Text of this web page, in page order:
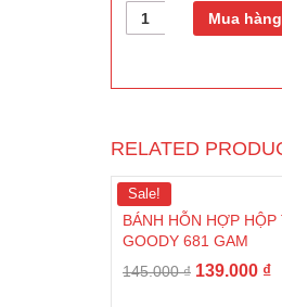
Quantity Mua hàng
RELATED
Sale!
BÁNH HỖN HỢP HỘP
GOODY 681 GAM
145.000₫ 139.000 ₫